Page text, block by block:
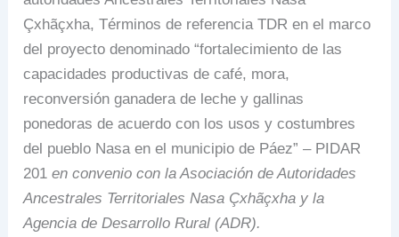
Çxhãçxha, Términos de referencia TDR en el marco
del proyecto denominado “fortalecimiento de las
capacidades productivas de café, mora,
reconversión ganadera de leche y gallinas
ponedoras de acuerdo con los usos y costumbres
del pueblo Nasa en el municipio de Páez” – PIDAR
201en convenio con la Asociación de Autoridades
Ancestrales Territoriales Nasa Çxhãçxha y la
Agencia de Desarrollo Rural (ADR).